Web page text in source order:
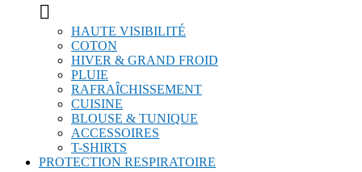

HAUTE VISIBILITÉ
COTON
HIVER & GRAND FROID
PLUIE
RAFRAÎCHISSEMENT
CUISINE
BLOUSE & TUNIQUE
ACCESSOIRES
T-SHIRTS
PROTECTION RESPIRATOIRE